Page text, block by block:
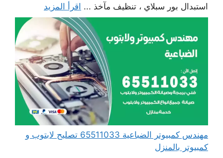
استبدال بور سبلاي ، تنظيف مآخذ ... اقرأ المزيد
مهندس كمبيوتر الضباعية 65511033 تصليح لابتوب و
كمبيوتر بالمنزل